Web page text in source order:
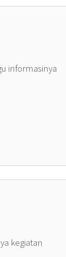
informasinya
kegiatan